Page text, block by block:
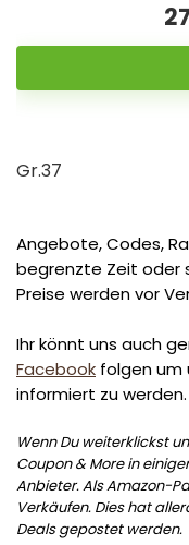
Gr.37
Angebote, Codes,
begrenzte Zeit oder
Preise werden vor
Ihr könnt uns auch
Facebook folgen um
informiert zu werden.
Wenn Du weiterklickst
Coupon & More in
Anbieter. Als Amazon-
Verkäufen. Dies hat
Deals gepostet werden.